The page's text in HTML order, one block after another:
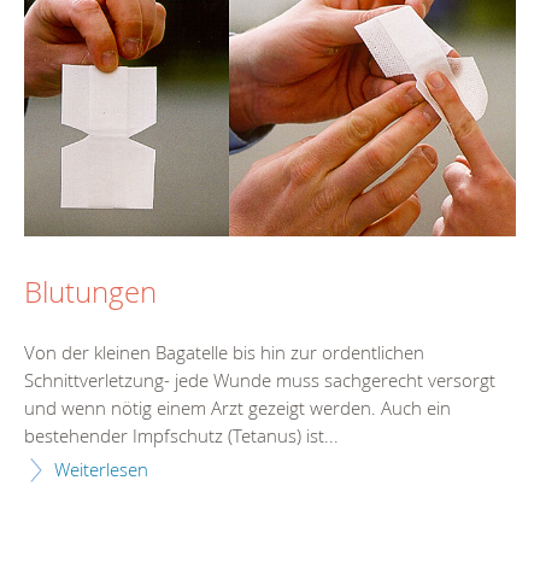
Blutungen
Von der kleinen Bagatelle bis hin zur ordentlichen
Schnittverletzung- jede Wunde muss sachgerecht versorgt
und wenn nötig einem Arzt gezeigt werden. Auch ein
bestehender Impfschutz (Tetanus) ist...
Weiterlesen